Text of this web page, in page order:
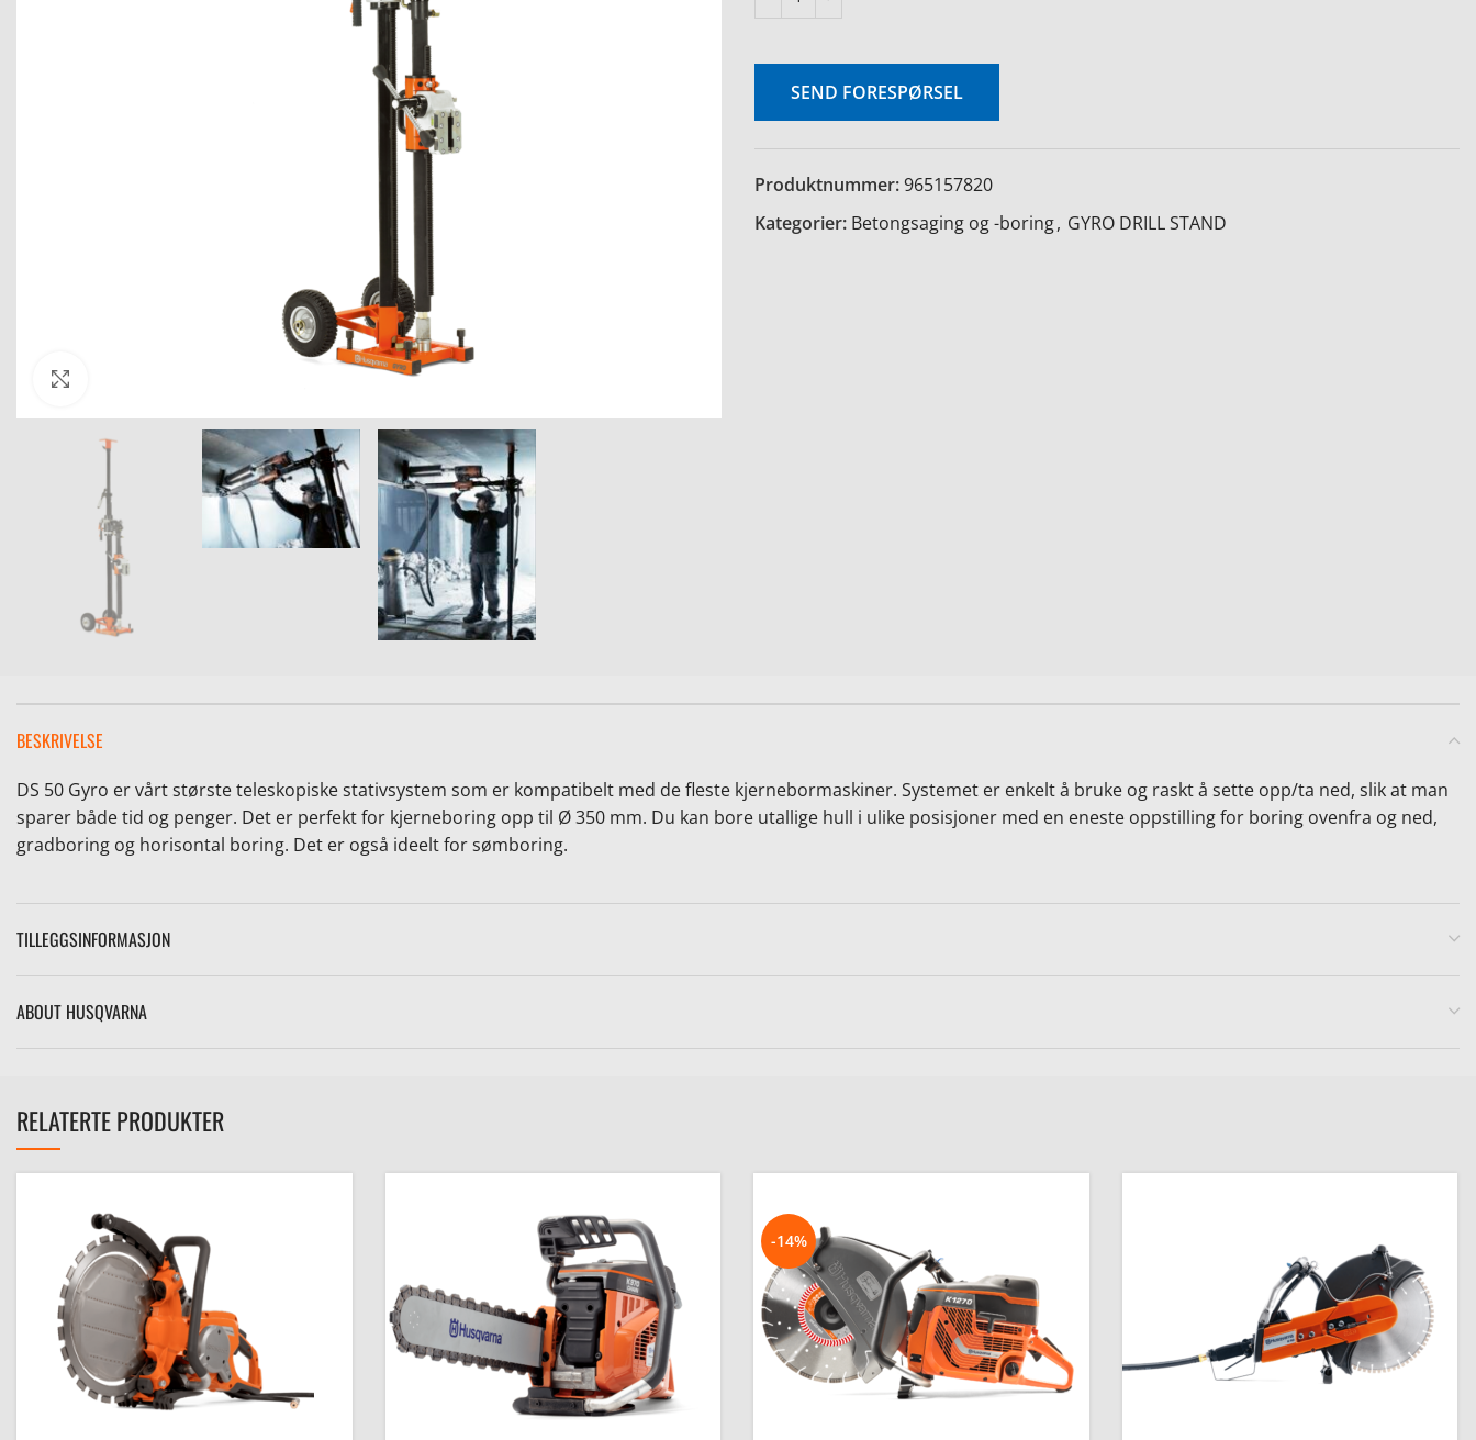
SEND FORESPØRSEL
Produktnummer:965157820
Kategorier: Betongsaging og -boring, GYRO DRILL STAND
BESKRIVELSE
DS 50 Gyro er vårt største teleskopiske stativsystem som er kompatibelt med de fleste kjernebormaskiner. Systemet er enkelt å bruke og raskt å sette opp/ta ned, slik at man
sparer både tid og penger. Det er perfekt for kjerneboring opp til Ø 350 mm. Du kan bore utallige hull i ulike posisjoner med en eneste oppstilling for boring ovenfra og ned,
gradboring og horisontal boring. Det er også ideelt for sømboring.
TILLEGGSINFORMASJON
ABOUT HUSQVARNA
RELATERTE PRODUKTER
-14%